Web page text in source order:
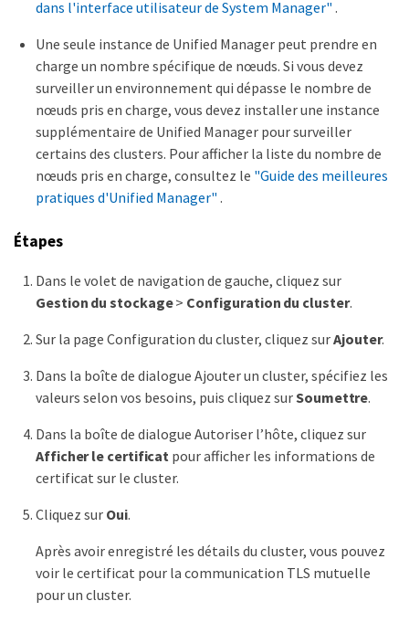
dans l'interface utilisateur de System Manager" .
Une seule instance de Unified Manager peut prendre en
charge un nombre spécifique de nœuds. Si vous devez
surveiller un environnement qui dépasse le nombre de
nœuds pris en charge, vous devez installer une instance
supplémentaire de Unified Manager pour surveiller
certains des clusters. Pour afficher la liste du nombre de
nœuds pris en charge, consultez le "Guide des meilleures
pratiques d'Unified Manager" .
Étapes
Dans le volet de navigation de gauche, cliquez sur
Gestion du stockage> Configuration du cluster.
Sur la page Configuration du cluster, cliquez surAjouter.
Dans la boîte de dialogue Ajouter un cluster, spécifiez les
valeurs selon vos besoins, puis cliquez surSoumettre.
Dans la boîte de dialogue Autoriser l’hôte, cliquez sur
Afficher le certificat pour afficher les informations de
certificat sur le cluster.
Cliquez sur Oui.
Après avoir enregistré les détails du cluster, vous pouvez
voir le certificat pour la communication TLS mutuelle
pour un cluster.